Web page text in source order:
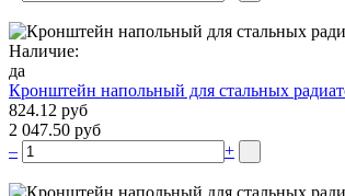
Наличие:
да
Кронштейн напольный для стальных
824.12 руб
2 047.50 руб
–
+